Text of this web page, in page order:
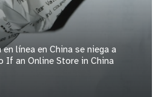
línea en China se niega a
If an Online Store in China